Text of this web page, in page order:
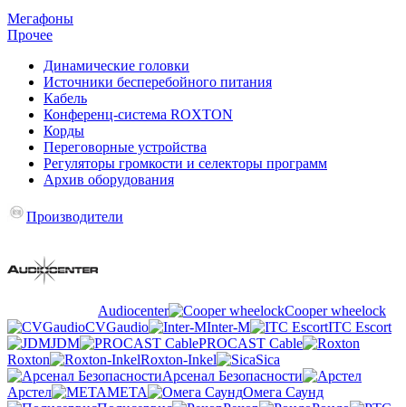
Мегафоны
Прочее
Динамические головки
Источники бесперебойного питания
Кабель
Конференц-система ROXTON
Корды
Переговорные устройства
Регуляторы громкости и селекторы программ
Архив оборудования
Производители
Audiocenter
Cooper wheelock
CVGaudio
Inter-M
ITC Escort
JDM
PROCAST Cable
Roxton
Roxton-Inkel
Sica
Арсенал Безопасности
Арстел
МЕТА
Омега Саунд